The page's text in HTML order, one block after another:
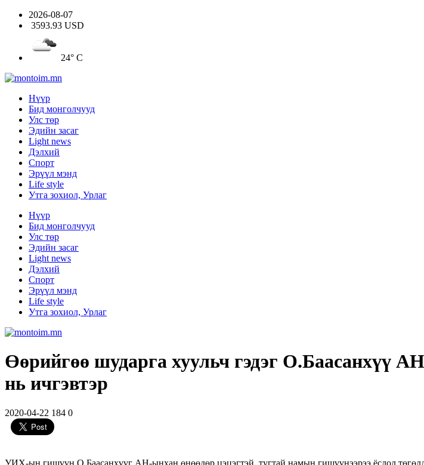
2026-08-07
3593.93 USD
24° C
Нүүр
Бид монголчууд
Улс төр
Эдийн засаг
Light news
Дэлхий
Спорт
Эрүүл мэнд
Life style
Утга зохиол, Урлаг
Нүүр
Бид монголчууд
Улс төр
Эдийн засаг
Light news
Дэлхий
Спорт
Эрүүл мэнд
Life style
Утга зохиол, Урлаг
Өөрийгөө шударга хуульч гэдэг О.Баасанхүү
нь ичгэвтэр
2020-04-22 184 0
УИХ-ын гишүүн О.Баасанхүүг АН-ынхан өнөөдөр цэцэгтэй, тугтай намын гишүүнээрээ ёслол